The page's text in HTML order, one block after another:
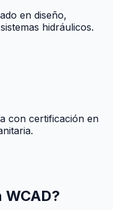
en diseño,
hidráulicos.
con certificación en
WCAD?